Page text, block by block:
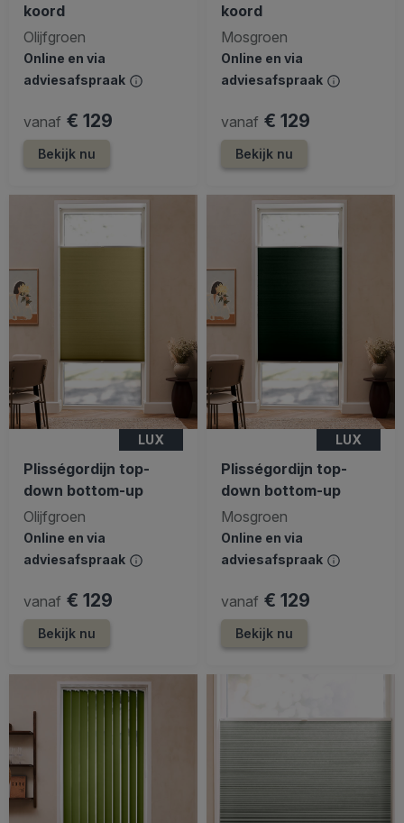
koord
Olijfgroen
Online en via
adviesafspraak
vanaf € 129
Bekijk nu
koord
Mosgroen
Online en via
adviesafspraak
vanaf € 129
Bekijk nu
LUX
Plisségordijn top-
down bottom-up
Olijfgroen
Online en via
adviesafspraak
vanaf € 129
Bekijk nu
LUX
Plisségordijn top-
down bottom-up
Mosgroen
Online en via
adviesafspraak
vanaf € 129
Bekijk nu